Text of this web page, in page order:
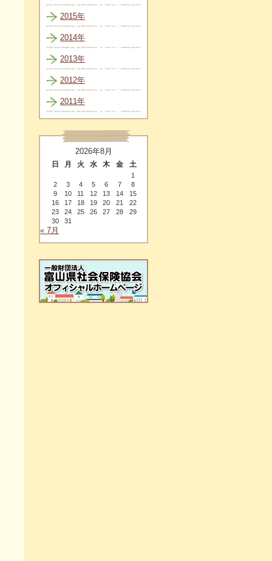
2015年
2014年
2013年
2012年
2011年
2026年8月
日 月 火 水 木 金 土
1
2
3 4 5 6 7
8
9
10 11 12 13 14
15
16
17 18 19 20 21
22
23
24 25 26 27 28
29
30
31
« 7月